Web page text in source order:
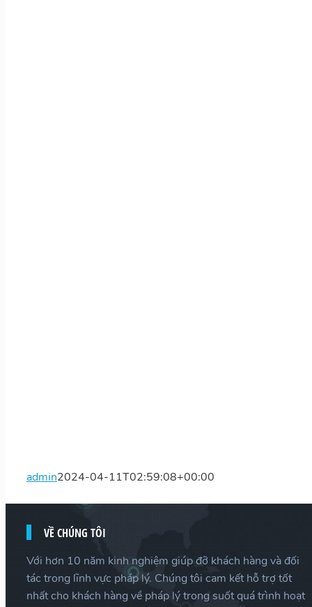
admin2024-04-11T02:59:08+00:00
VỀ CHÚNG TÔI
Với hơn 10 năm kinh nghiệm giúp đỡ khách hàng và đối
tác trong lĩnh vực pháp lý. Chúng tôi cam kết hỗ trợ tốt
nhất cho khách hàng về pháp lý trong suốt quá trình hoạt